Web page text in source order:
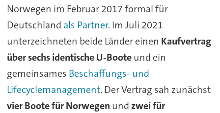
Norwegen im Februar 2017 formal für
Deutschland als Partner. Im Juli 2021
unterzeichneten beide Länder einen Kaufvertrag
über sechs identische U‑Booteund ein
gemeinsames Beschaffungs- und
Lifecyclemanagement. Der Vertrag sah zunächst
vier Boote für Norwegen und zwei für